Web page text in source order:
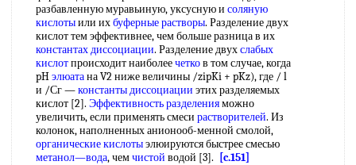
разбавленную муравьиную, уксусную и соляную
кислотыили ихбуферные растворы. Разделение двух
кислот тем эффективнее, чем больше разница в их
константах диссоциации. Разделение двухслабых
кислотпроисходит наиболеечетков том случае, когда
pHэлюатана V2 ниже величины /zipKi + pKz), где / l
и /Сг —константы диссоциации этих разделяемых
кислот [2]. Эффективность разделенияможно
увеличить, если применять смеси растворителей. Из
колонок, наполненных анионооб-менной смолой,
органические кислотыэлюируются быстрее смесью
метанол—вода, чемчистой водой [3].
[c.151]